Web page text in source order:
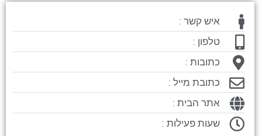
איש קשר :
טלפון :
כתובות :
כתובת מייל :
אתר הבית :
שעות פעילות :